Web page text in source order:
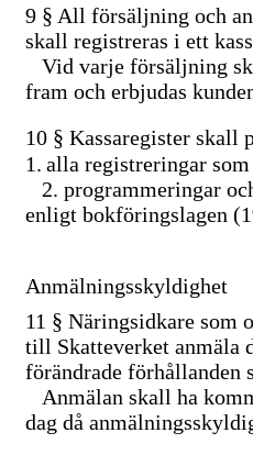
9 § All försäljning och
skall registreras i ett
Vid varje försäljning
fram och erbjudas
10 § Kassaregister
1. alla registreringar
2. programmeringar
enligt bokföringslagen
Anmälningsskyldighet
11 § Näringsidkare som
till Skatteverket anmäla
förändrade förhållanden
Anmälan skall ha
dag då